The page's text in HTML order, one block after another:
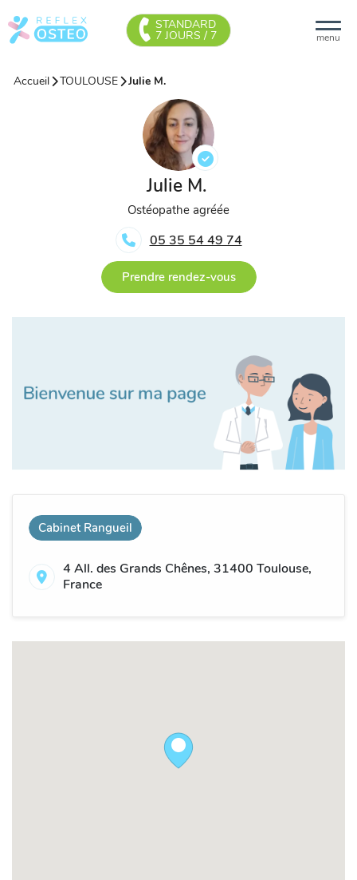
menu
STANDARD
7 JOURS / 7
Accueil TOULOUSE Julie M.
Julie M.
Ostéopathe agréée
05 35 54 49 74
Prendre rendez-vous
Cabinet Rangueil
4 All. des Grands Chênes, 31400 Toulouse,
France